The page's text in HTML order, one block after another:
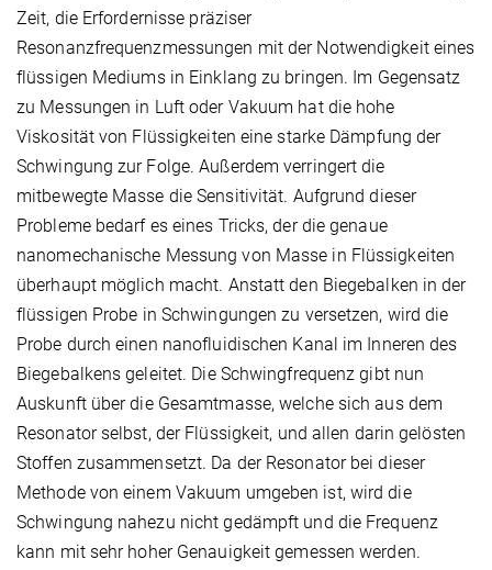
Zeit, die Erfordernisse präziser
Resonanzfrequenzmessungen mit der Notwendigkeit eines
flüssigen Mediums in Einklang zu bringen. Im Gegensatz
zu Messungen in Luft oder Vakuum hat die hohe
Viskosität von Flüssigkeiten eine starke Dämpfung der
Schwingung zur Folge. Außerdem verringert die
mitbewegte Masse die Sensitivität. Aufgrund dieser
Probleme bedarf es eines Tricks, der die genaue
nanomechanische Messung von Masse in Flüssigkeiten
überhaupt möglich macht. Anstatt den Biegebalken in der
flüssigen Probe in Schwingungen zu versetzen, wird die
Probe durch einen nanofluidischen Kanal im Inneren des
Biegebalkens geleitet. Die Schwingfrequenz gibt nun
Auskunft über die Gesamtmasse, welche sich aus dem
Resonator selbst, der Flüssigkeit, und allen darin gelösten
Stoffen zusammensetzt. Da der Resonator bei dieser
Methode von einem Vakuum umgeben ist, wird die
Schwingung nahezu nicht gedämpft und die Frequenz
kann mit sehr hoher Genauigkeit gemessen werden.